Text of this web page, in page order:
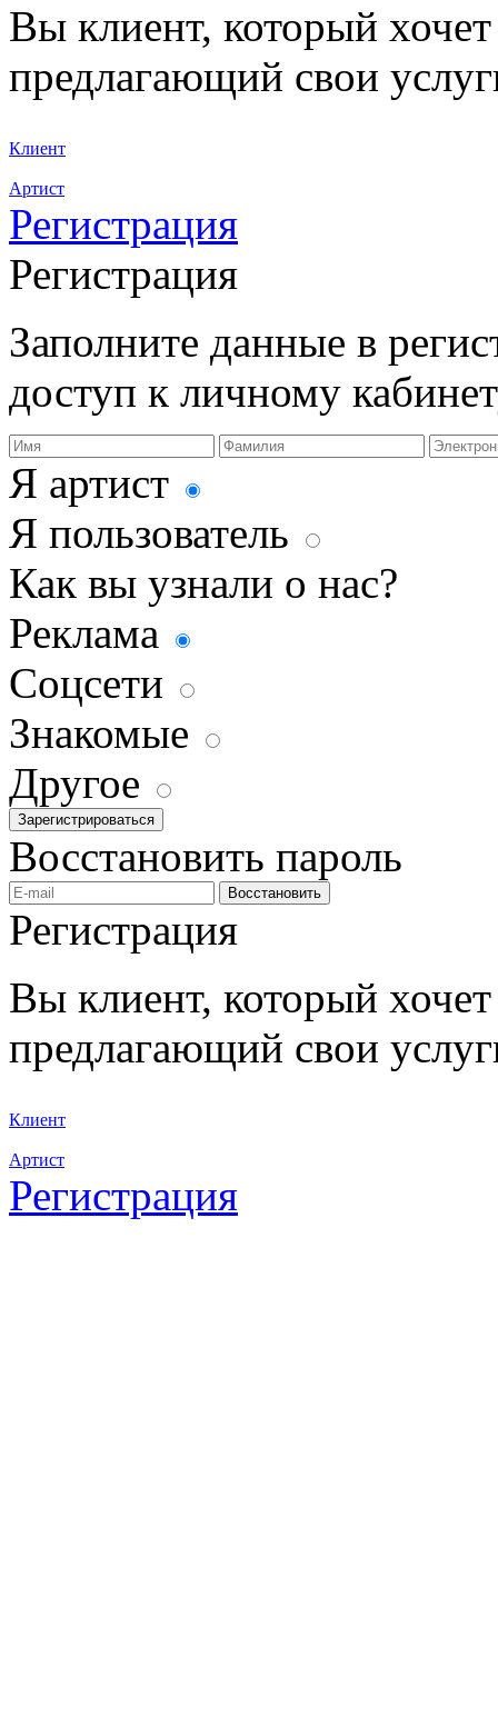
Вы клиент, который хочет
предлагающий свои
Клиент
Артист
Регистрация
Регистрация
Заполните данные в
доступ к личному
Я артист
Я пользователь
Как вы узнали о нас?
Реклама
Соцсети
Знакомые
Другое
Зарегистрироваться
Восстановить пароль
Восстановить
Регистрация
Вы клиент, который хочет
предлагающий свои
Клиент
Артист
Регистрация